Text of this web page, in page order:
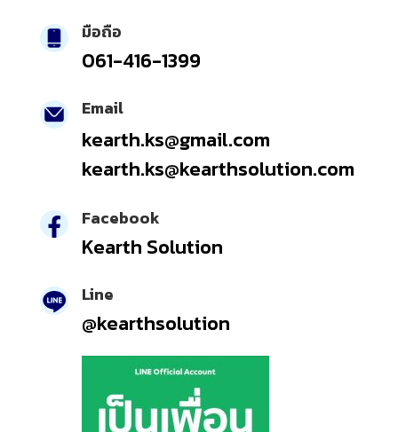
มือถือ
061-416-1399
Email
kearth.ks@gmail.com
kearth.ks@kearthsolution.com
Facebook
Kearth Solution
Line
@kearthsolution